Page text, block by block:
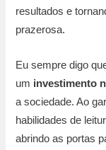
resultados e
prazerosa.
Eu sempre digo
um investimento
a sociedade. Ao
habilidades de
abrindo as portas